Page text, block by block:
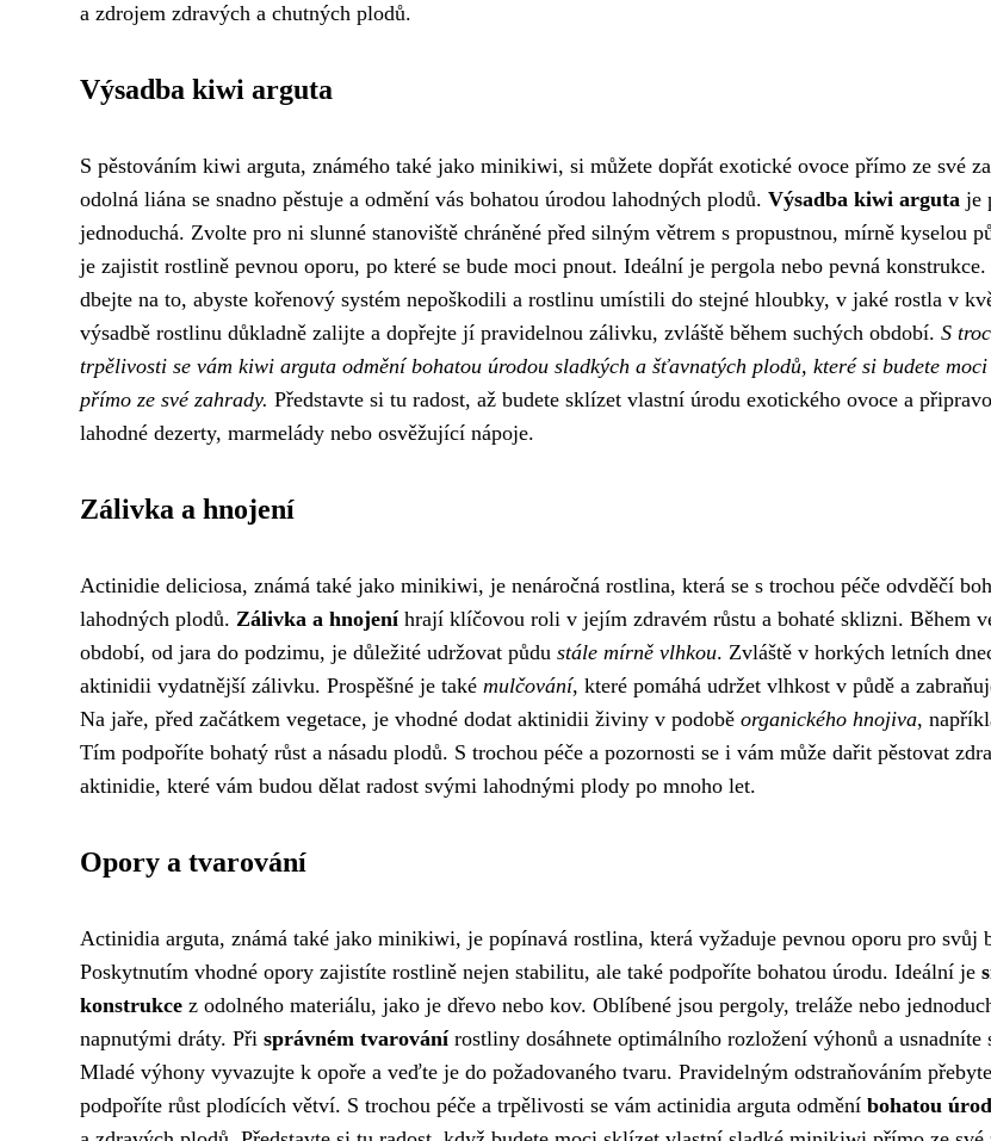
a zdrojem zdravých a chutných plodů.
Výsadba kiwi arguta
S pěstováním kiwi arguta, známého také jako minikiwi, si můžete dopřát exotické ovoce přímo ze své
odolná liána se snadno pěstuje a odmění vás bohatou úrodou lahodných plodů. Výsadba kiwi arguta je
jednoduchá. Zvolte pro ni slunné stanoviště chráněné před silným větrem s propustnou, mírně kyselou
je zajistit rostlině pevnou oporu, po které se bude moci pnout. Ideální je pergola nebo pevná
dbejte na to, abyste kořenový systém nepoškodili a rostlinu umístili do stejné hloubky, v jaké rostla v
výsadbě rostlinu důkladně zalijte a dopřejte jí pravidelnou zálivku, zvláště během suchých období. S
trpělivosti se vám kiwi arguta odmění bohatou úrodou sladkých a šťavnatých plodů, které si budete
přímo ze své zahrady. Představte si tu radost, až budete sklízet vlastní úrodu exotického ovoce a
lahodné dezerty, marmelády nebo osvěžující nápoje.
Zálivka a hnojení
Actinidie deliciosa, známá také jako minikiwi, je nenáročná rostlina, která se s trochou péče odvděčí
lahodných plodů. Zálivka a hnojeníhrají klíčovou roli v jejím zdravém růstu a bohaté sklizni. Během
období, od jara do podzimu, je důležité udržovat půdu stále mírně vlhkou. Zvláště v horkých letních
aktinidii vydatnější zálivku. Prospěšné je také mulčování, které pomáhá udržet vlhkost v půdě a
Na jaře, před začátkem vegetace, je vhodné dodat aktinidii živiny v podobě organického hnojiva,
Tím podpoříte bohatý růst a násadu plodů. S trochou péče a pozornosti se i vám může dařit pěstovat
aktinidie, které vám budou dělat radost svými lahodnými plody po mnoho let.
Opory a tvarování
Actinidia arguta, známá také jako minikiwi, je popínavá rostlina, která vyžaduje pevnou oporu pro svůj
Poskytnutím vhodné opory zajistíte rostlině nejen stabilitu, ale také podpoříte bohatou úrodu. Ideální je
konstrukce z odolného materiálu, jako je dřevo nebo kov. Oblíbené jsou pergoly, treláže nebo
napnutými dráty. Při správném tvarovánírostliny dosáhnete optimálního rozložení výhonů a usnadníte
Mladé výhony vyvazujte k opoře a veďte je do požadovaného tvaru. Pravidelným odstraňováním
podpoříte růst plodících větví. S trochou péče a trpělivosti se vám actinidia arguta odmění bohatou